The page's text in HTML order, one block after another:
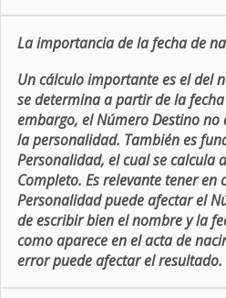
La importancia de la fecha de
Un cálculo importante es el del
se determina a partir de la
embargo, el Número Destino no
la personalidad. También es
Personalidad, el cual se calcula
Completo. Es relevante tener
Personalidad puede afectar el
de escribir bien el nombre y la
como aparece en el acta de
error puede afectar el resultado.